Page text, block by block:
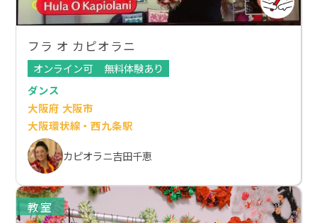
フラ オ カピオラニ
オンライン可
無料体験あり
ダンス
大阪府 大阪市
大阪環状線・西九条駅
カピオラニ吉田千恵
教室